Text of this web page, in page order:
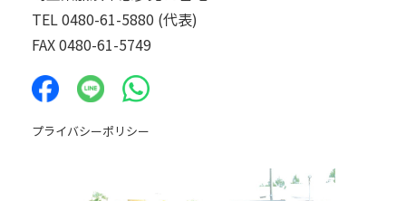
TEL 0480-61-5880 (代表)
FAX 0480-61-5749
プライバシーポリシー